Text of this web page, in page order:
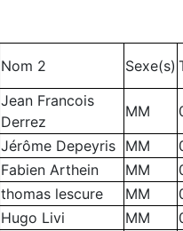
Nom 2 Sexe(s)
Jean Francois
Derrez
MM
Jérôme Depeyris MM
Fabien Arthein MM
thomas lescure MM
Hugo Livi MM